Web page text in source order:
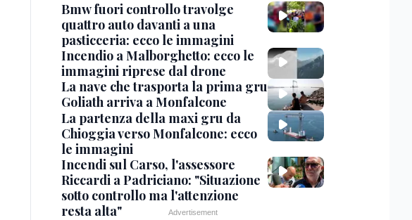
Bmw fuori controllo travolge
quattro auto davanti a una
pasticceria: ecco le immagini
Incendio a Malborghetto: ecco le
immagini riprese dal drone
La nave che trasporta la prima gru
Goliath arriva a Monfalcone
La partenza della maxi gru da
Chioggia verso Monfalcone: ecco
le immagini
Incendi sul Carso, l'assessore
Riccardi a Padriciano: "Situazione
sotto controllo ma l'attenzione
resta alta"